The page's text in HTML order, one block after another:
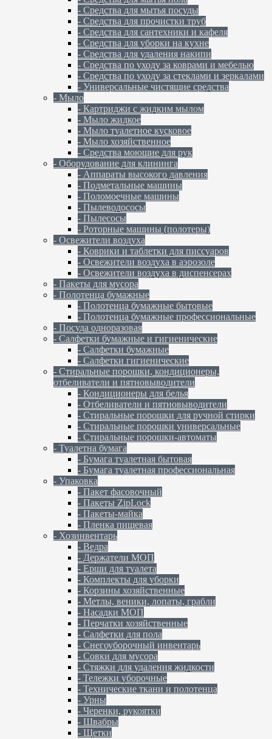
- Средства для мытья посуды
- Средства для прочистки труб
- Средства для сантехники и кафеля
- Средства для уборки на кухне
- Средства для удаления накипи
- Средства по уходу за коврами и мебелью
- Средства по уходу за стеклами и зеркалами
- Универсальные чистящие средства
- Мыло
- Картриджи с жидким мылом
- Мыло жидкое
- Мыло туалетное кусковое
- Мыло хозяйственное
- Средства моющие для рук
- Оборудование для клининга
- Аппараты высокого давления
- Подметальные машины
- Поломоечные машины
- Пылеводососы
- Пылесосы
- Роторные машины (полотеры)
- Освежители воздуха
- Коврики и таблетки для писсуаров
- Освежители воздуха в аэрозоле
- Освежители воздуха в диспенсерах
- Пакеты для мусора
- Полотенца бумажные
- Полотенца бумажные бытовые
- Полотенца бумажные профессиональные
- Посуда одноразовая
- Салфетки бумажные и гигиенические
- Салфетки бумажные
- Салфетки гигиенические
- Стиральные порошки, кондиционеры,
отбеливатели и пятновыводители
- Кондиционеры для белья
- Отбеливатели и пятновыводители
- Стиральные порошки для ручной стирки
- Стиральные порошки универсальные
- Стиральные порошки-автоматы
- Туалетна бумага
- Бумага туалетная бытовая
- Бумага туалетная профессиональная
- Упаковка
- Пакет фасовочный
- Пакеты ZipLock
- Пакеты-майка
- Пленка пищевая
- Хозинвентарь
- Ведра
- Держатели МОП
- Ерши для туалета
- Комплекты для уборки
- Корзины хозяйственные
- Метлы, веники, лопаты, грабли
- Насадки МОП
- Перчатки хозяйственные
- Салфетки для пола
- Снегоуборочный инвентарь
- Совки для мусора
- Стяжки для удаления жидкости
- Тележки уборочные
- Технические ткани и полотенца
- Урны
- Черенки, рукоятки
- Швабры
- Щетки